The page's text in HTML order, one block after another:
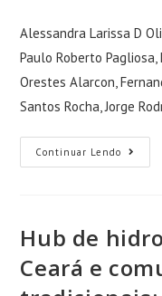
Alessandra Larissa D
Paulo Roberto Pagliosa,
Orestes Alarcon,
Santos Rocha, Jorge
Continuar Lendo
Hub de
Ceará e